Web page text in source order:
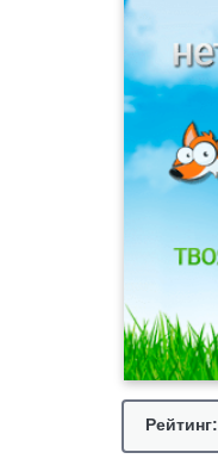
Рейтинг: